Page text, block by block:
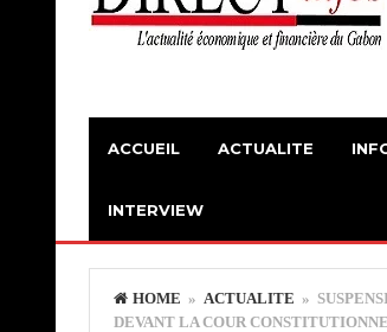
ACCUEIL ACTUALITE
INTERVIEW
HOME » ACTUALITE »
DEVANT LA COUR